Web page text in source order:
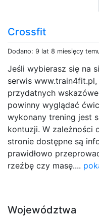
Crossfit
Dodano: 9 lat 8 miesięcy
Jeśli wybierasz się na
serwis
przydatnych
powinny wyglądać
wykonany trening jest
kontuzji. W zależności
stronie dostępne są
prawidłowo
rzeźbę czy masę....
Województwa